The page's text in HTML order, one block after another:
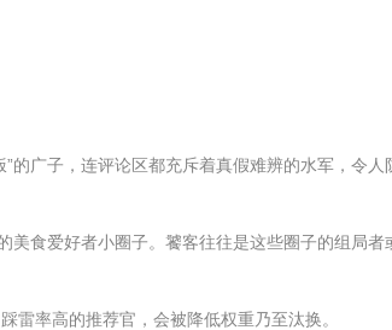
的广子，连评论区都充斥着真假难辨的水军，令人
美食爱好者小圈子。饕客往往是这些圈子的组局者
率高的推荐官，会被降低权重乃至汰换。